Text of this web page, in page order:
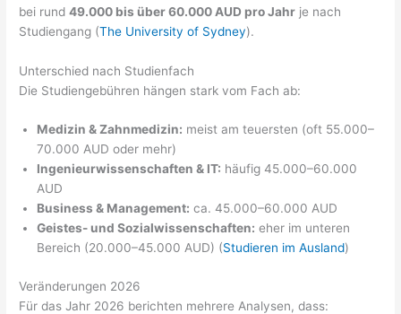
bei rund49.000 bis über 60.000 AUD pro Jahr je nach
Studiengang (The University of Sydney).
Unterschied nach Studienfach
Die Studiengebühren hängen stark vom Fach ab:
Medizin & Zahnmedizin: meist am teuersten (oft 55.000–
70.000 AUD oder mehr)
Ingenieurwissenschaften & IT: häufig 45.000–60.000
AUD
Business & Management: ca. 45.000–60.000 AUD
Geistes- und Sozialwissenschaften: eher im unteren
Bereich (20.000–45.000 AUD) (Studieren im Ausland)
Veränderungen 2026
Für das Jahr 2026 berichten mehrere Analysen, dass: